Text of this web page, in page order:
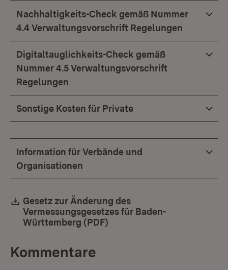
Nachhaltigkeits-Check gemäß Nummer
4.4 Verwaltungsvorschrift Regelungen
Digitaltauglichkeits-Check gemäß
Nummer 4.5 Verwaltungsvorschrift
Regelungen
Sonstige Kosten für Private
Information für Verbände und
Organisationen
Download:
Gesetz zur Änderung des
Vermessungsgesetzes für Baden-
Württemberg (PDF)
Kommentare